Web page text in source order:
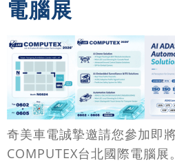
電腦展
奇美車電誠摯邀請您參加即
COMPUTEX台北國際電腦展。